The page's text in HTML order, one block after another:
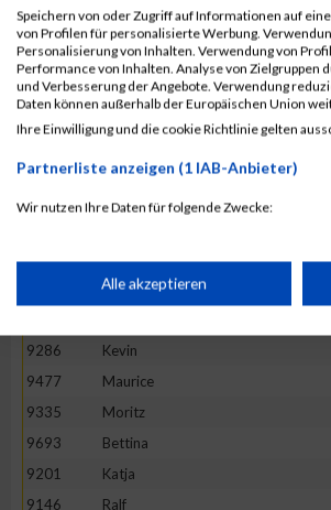
9354
Simone
9814
Peter
9402
Simon
9582
Philip
9150
Sandra
9569
Anke
9517
Marcel
Anika
9286
Kevin
9477
Maurice
9335
Moritz
9693
Bettina
9201
Katja
9146
Ralf
Speichern von oder Zugriff auf Informationen auf
von Profilen für personalisierte Werbung.
Personalisierung von Inhalten. Verwendung von
Performance von Inhalten. Analyse von Zielgruppen
und Verbesserung der Angebote. Verwendung
Daten können außerhalb der Europäischen Union
Ihre Einwilligung und die cookie Richtlinie gelten
Partnerliste anzeigen (1 IAB-Anbieter)
Wir nutzen Ihre Daten für folgende Zwecke:
Speichern von oder Zugriff auf
Verwendung reduzierter Daten zur
Erstellung von Profilen für
Verwendung von Profilen zur Auswahl
Alle akzeptieren